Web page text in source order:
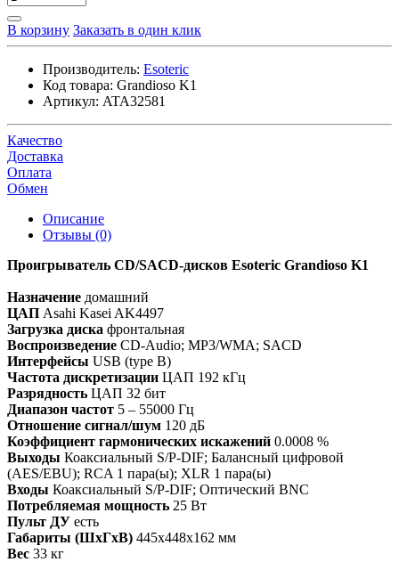
В корзину Заказать в один клик
Производитель: Esoteric
Код товара: Grandioso K1
Артикул: ATA32581
Качество
Доставка
Оплата
Обмен
Описание
Отзывы (0)
Проигрыватель CD/SACD-дисков Esoteric Grandioso K1
Назначение домашний
ЦАП Asahi Kasei AK4497
Загрузка диска фронтальная
Воспроизведение CD-Audio; MP3/WMA; SACD
Интерфейсы USB (type B)
Частота дискретизации ЦАП 192 кГц
Разрядность ЦАП 32 бит
Диапазон частот 5 – 55000 Гц
Отношение сигнал/шум 120 дБ
Коэффициент гармонических искажений 0.0008 %
Выходы Коаксиальный S/P-DIF; Балансный цифровой
(AES/EBU); RCA 1 пара(ы); XLR 1 пара(ы)
Входы Коаксиальный S/P-DIF; Оптический BNC
Потребляемая мощность 25 Вт
Пульт ДУ есть
Габариты (ШхГхВ) 445x448x162 мм
Вес 33 кг